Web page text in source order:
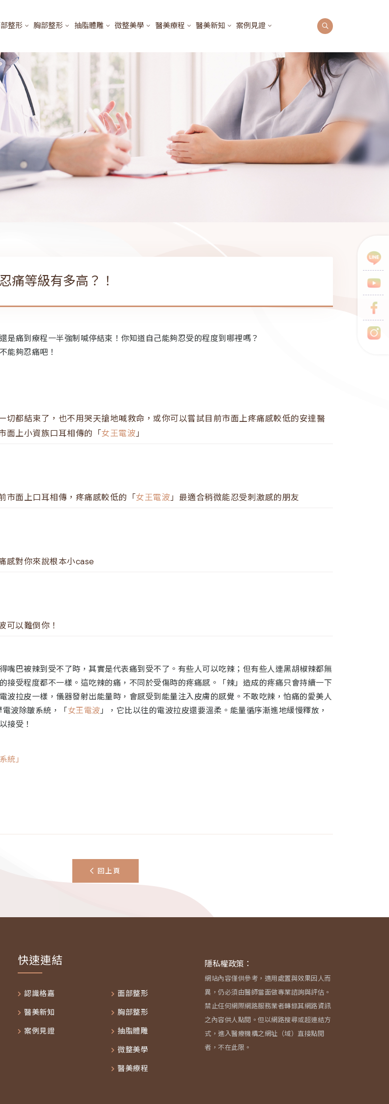
整形 胸部整形 抽脂體雕 微整美學 醫美療程 醫美新知 案例見證
痛等級有多高？！
是痛到療程一半強制喊停結束！你知道自己能夠忍受的程度到哪裡嗎？
能夠忍痛吧！
切都結束了，也不用哭天搶地喊救命，或你可以嘗試目前市面上疼痛感較低的安達醫
面上小資族口耳相傳的「女王電波」
市面上口耳相傳，疼痛感較低的「女王電波」最適合稍微能忍受刺激感的朋友
感對你來說根本小case
可以難倒你！
嘴巴被辣到受不了時，其實是代表痛到受不了。有些人可以吃辣；但有些人連黑胡椒辣都無
接受程度都不一樣。這吃辣的痛，不同於受傷時的疼痛感。「辣」造成的疼痛只會持續一下
波拉皮一樣，儀器發射出能量時，會感受到能量注入皮膚的感覺。不敢吃辣，怕痛的愛美人
波除皺系統，「女王電波 」，它比以往的電波拉皮還要溫柔。能量循序漸進地緩慢釋放，
接受！
統」
回上頁
快速連結
認識格嘉
醫美新知
案例見證
面部整形
胸部整形
抽脂體雕
微整美學
醫美療程
隱私權政策：
網站內容僅供參考，適用處置與效果因人而
異，仍必須由醫師當面做專業諮詢與評估。
禁止任何網際網路服務業者轉錄其網路資訊
之內容供人點閱。但以網路搜尋或超連結方
式，進入醫療機構之網址（域）直接點閱
者，不在此限。